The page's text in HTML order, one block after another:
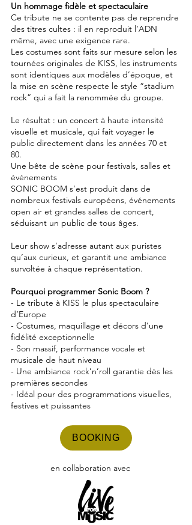
Un hommage fidèle et spectaculaire
Ce tribute ne se contente pas de reprendre
des titres cultes : il en reproduit l’ADN
même, avec une exigence rare.
Les costumes sont faits sur mesure selon les
tournées originales de KISS, les instruments
sont identiques aux modèles d’époque, et
la mise en scène respecte le style “stadium
rock” qui a fait la renommée du groupe.
Le résultat : un concert à haute intensité
visuelle et musicale, qui fait voyager le
public directement dans les années 70 et
80.
Une bête de scène pour festivals, salles et
événements
SONIC BOOM s’est produit dans de
nombreux festivals européens, événements
open air et grandes salles de concert,
séduisant un public de tous âges.
Leur show s’adresse autant aux puristes
qu’aux curieux, et garantit une ambiance
survoltée à chaque représentation.
Pourquoi programmer Sonic Boom ?
- Le tribute à KISS le plus spectaculaire
d’Europe
- Costumes, maquillage et décors d’une
fidélité exceptionnelle
- Son massif, performance vocale et
musicale de haut niveau
- Une ambiance rock’n’roll garantie dès les
premières secondes
- Idéal pour des programmations visuelles,
festives et puissantes
BOOKING
en collaboration avec